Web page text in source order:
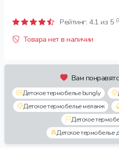
Рейтинг: 4.1 из 5
Товара нет в наличии
Вам
Детское термобелье bungly
Детское термобелье меланж
Детское
Детское термобелье